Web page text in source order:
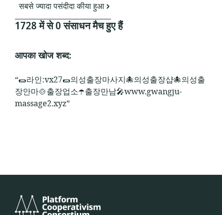
सबसे ज्यादा पसंदीदा कीया हुआ
1728 में से 0 संसाधन मैच हुए हैंं
आपका खोज शब्द:
“🌯라인:vx27🌯의성출장마사지🐙의성출장샵🐙의성출
장안마🍲출장업소☂️출장만남🎤www.gwangju-
massage2.xyz”